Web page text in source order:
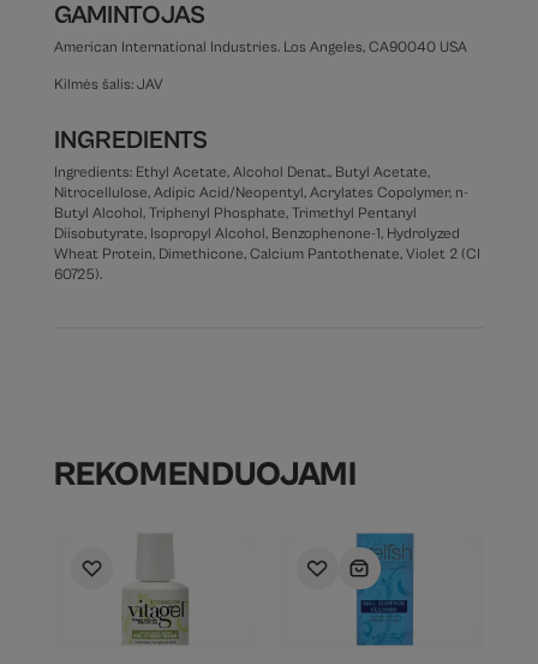
GAMINTOJAS
American International Industries. Los Angeles, CA90040 USA
Kilmės šalis: JAV
INGREDIENTS
Ingredients: Ethyl Acetate, Alcohol Denat., Butyl Acetate,
Nitrocellulose, Adipic Acid/Neopentyl, Acrylates Copolymer, n-
Butyl Alcohol, Triphenyl Phosphate, Trimethyl Pentanyl
Diisobutyrate, Isopropyl Alcohol, Benzophenone-1, Hydrolyzed
Wheat Protein, Dimethicone, Calcium Pantothenate, Violet 2 (CI
60725).
REKOMENDUOJAMI